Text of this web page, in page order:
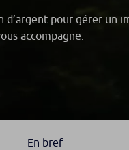
pour gérer un
accompagne.
En bref